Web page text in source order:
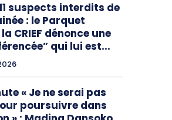
suspects interdits de
: le Parquet
CRIEF dénonce une
qui lui est...
« Je ne serai pas
poursuivre dans